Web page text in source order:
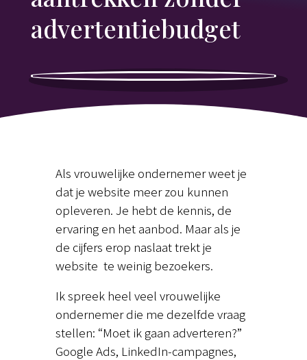
advertentiebudget
Als vrouwelijke ondernemer weet je
dat je website meer zou kunnen
opleveren. Je hebt de kennis, de
ervaring en het aanbod. Maar als je
de cijfers erop naslaat trekt je
website te weinig bezoekers.
Ik spreek heel veel vrouwelijke
ondernemer die me dezelfde vraag
stellen: “Moet ik gaan adverteren?”
Google Ads, LinkedIn-campagnes,